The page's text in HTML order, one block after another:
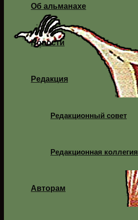
Об альманахе
Новости
Редакция
Редакционный совет
Редакционная коллегия
Авторам